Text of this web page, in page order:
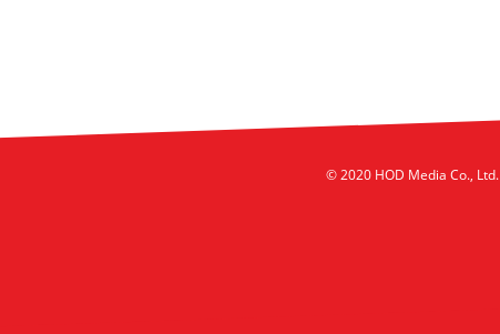
© 2020 HOD Media Co., Ltd.